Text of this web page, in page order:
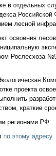
в отдельных
лесной
освоения
Рослесхоза
проекта
краткие
регионами РФ.
по этому адресу